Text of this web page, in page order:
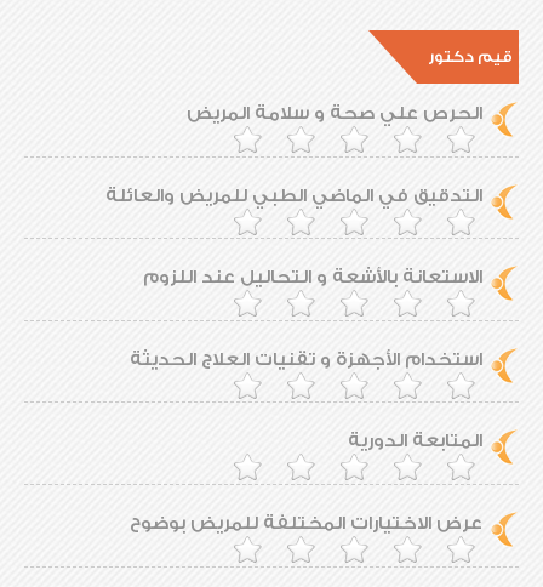
قيم دكتور
الحرص علي صحة و سلامة المريض
التدقيق في الماضي الطبي للمريض والعائلة
الاستعانة بالأشعة و التحاليل عند اللزوم
استخدام الأجهزة و تقنيات العلاج الحديثة
المتابعة الدورية
عرض الاختيارات المختلفة للمريض بوضوح